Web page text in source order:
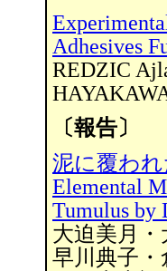
Adhesives
REDZIC
〔報告〕
泥に覆わ
Elemental
Tumulus by
大迫美月
早川典子